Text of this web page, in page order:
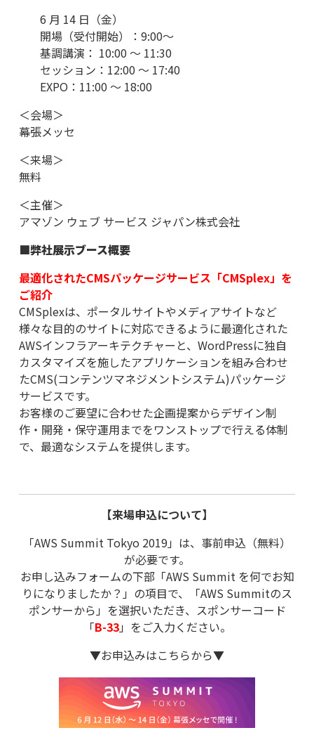
6 月 14 日（金）
開場（受付開始）：9:00〜
基調講演： 10:00 ～ 11:30
セッション：12:00 ～ 17:40
EXPO：11:00 ～ 18:00
＜会場＞
幕張メッセ
＜来場＞
無料
＜主催＞
アマゾン ウェブ サービス ジャパン株式会社
■弊社展示ブース概要
最適化されたCMSパッケージサービス「CMSplex」を
ご紹介
CMSplexは、ポータルサイトやメディアサイトなど
様々な目的のサイトに対応できるように最適化された
AWSインフラアーキテクチャーと、WordPressに独自
カスタマイズを施したアプリケーションを組み合わせ
たCMS(コンテンツマネジメントシステム)パッケージ
サービスです。
お客様のご要望に合わせた企画提案からデザイン制
作・開発・保守運用までをワンストップで行える体制
で、最適なシステムを提供します。
【来場申込について】
「AWS Summit Tokyo 2019」は、事前申込（無料）
が必要です。
お申し込みフォームの下部「AWS Summit を何でお知
りになりましたか？」の項目で、「AWS Summitのス
ポンサーから」を選択いただき、 スポンサーコード
「B-33」をご入力ください。
▼お申込みはこちらから▼